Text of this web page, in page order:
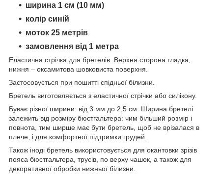
ширина 1 см (10 мм)
колір синій
моток 25 метрів
замовлення від 1 метра
Еластична стрічка для бретелів. Верхня сторона гладка,
нижня – оксамитова шовковиста поверхня.
Застосовується при пошитті спідньої білизни.
Бретель виготовляється з еластичної стрічки або силікону.
Буває різної ширини: від 3 мм до 2,5 см. Ширина бретелі
залежить від розміру бюстгальтера: чим більший розмір і
повнота, тим ширше має бути бретель, щоб не врізалася в
плече, і для комфортної підтримки грудей.
Також іноді бретель використовується для окантовки зрізів
пояса бюстгальтера, трусів, по верху чашок, а також для
декоративної обробки нижньої білизни.